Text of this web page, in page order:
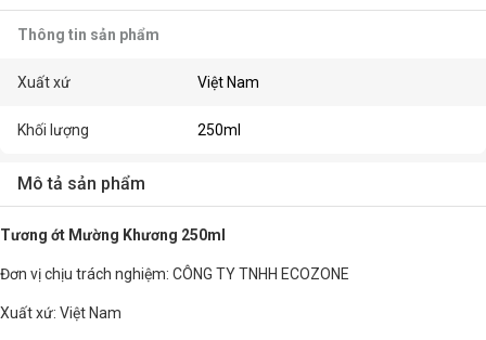
Thông tin sản phẩm
Xuất xứ Việt Nam
Khối lượng 250ml
Mô tả sản phẩm
Tương ớt Mường Khương 250ml
Đơn vị chịu trách nghiệm: CÔNG TY TNHH ECOZONE
Xuất xứ: Việt Nam